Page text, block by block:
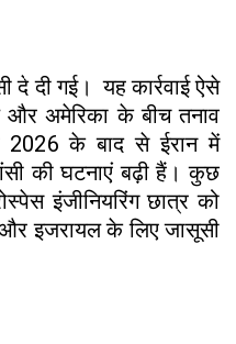
दी गई। यह कार्रवाई ऐसे
अमेरिका के बीच तनाव
2026 के बाद से ईरान में
की घटनाएं बढ़ी हैं। कुछ
इंजीनियरिंग छात्र को
और इजरायल के लिए जासूसी